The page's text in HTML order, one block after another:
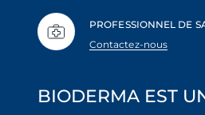
PROFESSIONNEL DE
Contactez-nous
BIODERMA EST